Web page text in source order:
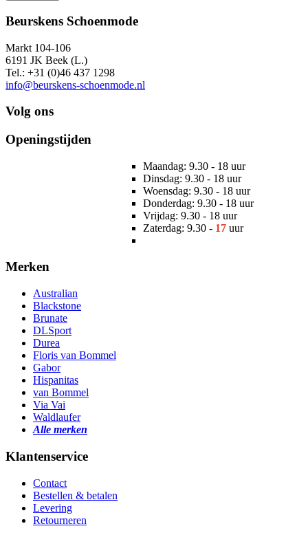
Beurskens Schoenmode
Markt 104-106
6191 JK Beek (L.)
Tel.: +31 (0)46 437 1298
info@beurskens-schoenmode.nl
Volg ons
Openingstijden
Maandag: 9.30 - 18 uur
Dinsdag: 9.30 - 18 uur
Woensdag: 9.30 - 18 uur
Donderdag: 9.30 - 18 uur
Vrijdag: 9.30 - 18 uur
Zaterdag: 9.30 - 17 uur
Merken
Australian
Blackstone
Brunate
DLSport
Durea
Floris van Bommel
Gabor
Hispanitas
van Bommel
Via Vai
Waldlaufer
Alle merken
Klantenservice
Contact
Bestellen & betalen
Levering
Retourneren